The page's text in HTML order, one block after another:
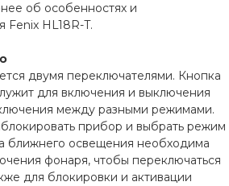
об особенностях и
Fenix HL18R-T.
двумя переключателями. Кнопка
для включения и выключения
между разными режимами.
прибор и выбрать режим
ближнего освещения необходима
фонаря, чтобы переключаться
для блокировки и активации